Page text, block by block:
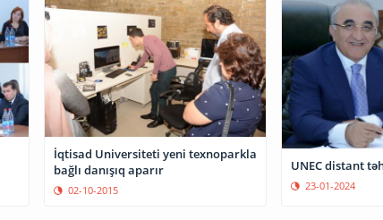
İqtisad Universiteti yeni texnoparkla
bağlı danışıq aparır
02-10-2015
UNEC distant
23-01-2024